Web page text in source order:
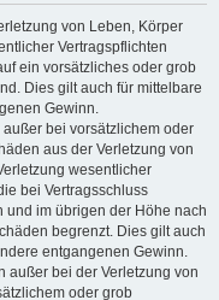
von Leben, Körper
Vertragspflichten
ein vorsätzliches oder grob
Dies gilt auch für mittelbare
Gewinn.
bei vorsätzlichem oder
aus der Verletzung von
wesentlicher
bei Vertragsschluss
im übrigen der Höhe nach
begrenzt. Dies gilt auch
entgangenen Gewinn.
außer bei der Verletzung von
oder grob